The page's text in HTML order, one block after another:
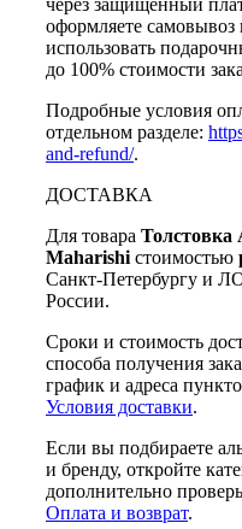
через защищённый
оформляете
использовать
до 100% стоимости
Подробные условия
отдельном разделе:
and-refund/.
ДОСТАВКА
Для товара Толстовка
Maharishi стоимостью
Санкт-Петербургу и
России.
Сроки и стоимость
способа получения
график и адреса
Условия доставки.
Если вы подбираете
и бренду, откройте
дополнительно
Оплата и возврат.